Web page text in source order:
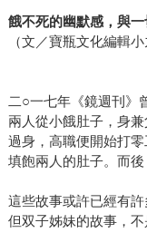
餓不死的幽默感，與
（文／寶瓶文化編輯小
二○一七年《鏡週刊》
兩人從小餓肚子，身
過身，高職便開始打
填飽兩人的肚子。而後
這些故事或許已經有
但双子姊妹的故事，不